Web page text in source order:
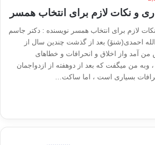
و نکات لازم برای انتخاب همسر
لازم برای انتخاب همسر نویسنده : دکتر جاسم
احمدی(شنۆ) بعد از گذشت چندین سال از
آمد واز اخلاق و انحرافات و خطاهای
من میگفت که بعد از دوهفته از ازدواجمان
بسیاری است ، اما ساکت…